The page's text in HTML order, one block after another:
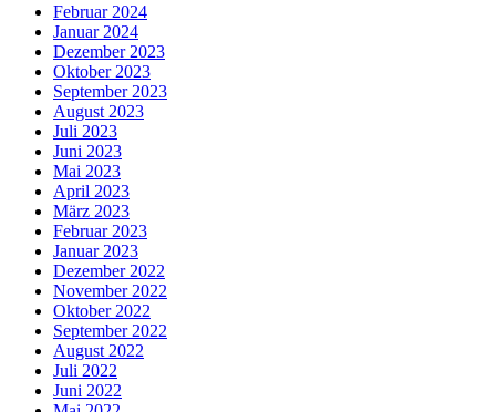
Februar 2024
Januar 2024
Dezember 2023
Oktober 2023
September 2023
August 2023
Juli 2023
Juni 2023
Mai 2023
April 2023
März 2023
Februar 2023
Januar 2023
Dezember 2022
November 2022
Oktober 2022
September 2022
August 2022
Juli 2022
Juni 2022